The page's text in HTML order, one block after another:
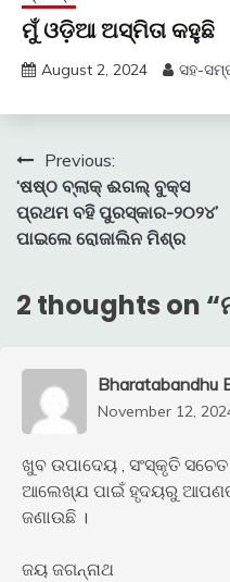
ମୁଁ ଓଡ଼ିଆ ଅସ୍ମିତା କହୁଛି
August 2, 2024 ସହ-
Post
navigation
Previous:
‘ଷଷ୍ଠ ବ୍ଲାକ୍ ଈଗଲ୍ ବୁକ୍ସ
ପ୍ରଥମ ବହି ପୁରସ୍କାର-୨୦୨୪’
ପାଇଲେ ରୋଜାଲିନ ମିଶ୍ର
2 thoughts on “
Bharatabandhu
November 12,
ଖୁବ ଉପାଦେୟ , ସଂସ୍କୃତି ସଚେତ
ଆଲେଖ୍ଯ ପାଇଁ ହୃଦୟରୁ
ଜଣାଉଛି ।
ଜୟ ଜଗନ୍ନାଥ